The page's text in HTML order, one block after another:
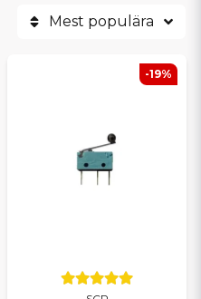
Mest populära
-19%